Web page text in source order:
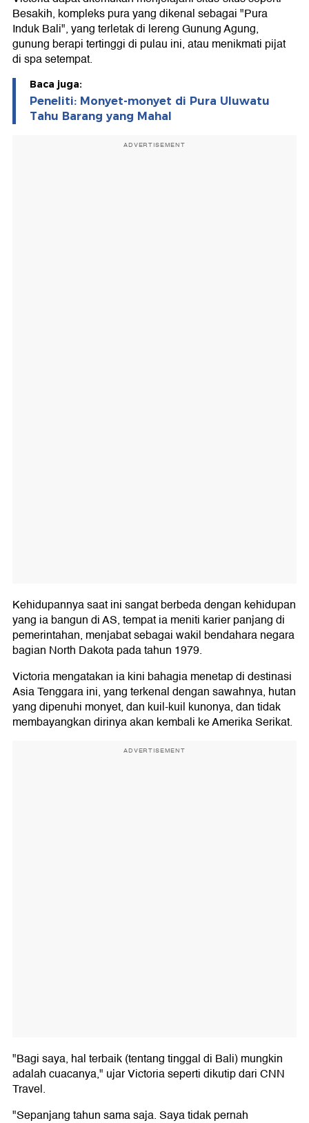
Besakih, kompleks pura yang dikenal sebagai "Pura
Induk Bali", yang terletak di lereng Gunung Agung,
gunung berapi tertinggi di pulau ini, atau menikmati pijat
di spa setempat.
Baca juga:
Peneliti: Monyet-monyet di Pura Uluwatu
Tahu Barang yang Mahal
ADVERTISEMENT
Kehidupannya saat ini sangat berbeda dengan kehidupan
yang ia bangun di AS, tempat ia meniti karier panjang di
pemerintahan, menjabat sebagai wakil bendahara negara
bagian North Dakota pada tahun 1979.
Victoria mengatakan ia kini bahagia menetap di destinasi
Asia Tenggara ini, yang terkenal dengan sawahnya, hutan
yang dipenuhi monyet, dan kuil-kuil kunonya, dan tidak
membayangkan dirinya akan kembali ke Amerika Serikat.
ADVERTISEMENT
"Bagi saya, hal terbaik (tentang tinggal di Bali) mungkin
adalah cuacanya," ujar Victoria seperti dikutip dari CNN
Travel.
"Sepanjang tahun sama saja. Saya tidak pernah